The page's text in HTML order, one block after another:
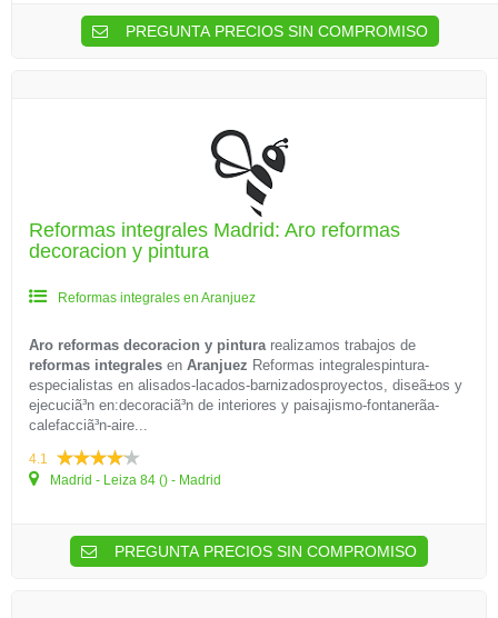
PREGUNTA PRECIOS SIN COMPROMISO
Reformas integrales Madrid: Aro reformas
decoracion y pintura
Reformas integrales en Aranjuez
Aro reformas decoracion y pinturarealizamos trabajos de
reformas integrales en Aranjuez Reformas integralespintura-
especialistas en alisados-lacados-barnizadosproyectos, diseã±os y
ejecuciã³n en:decoraciã³n de interiores y paisajismo-fontanerã­a-
calefacciã³n-aire...
4.1
Madrid - Leiza 84 () - Madrid
PREGUNTA PRECIOS SIN COMPROMISO